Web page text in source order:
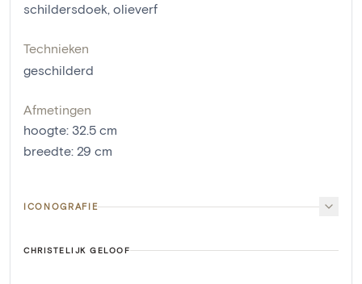
schildersdoek, olieverf
Technieken
geschilderd
Afmetingen
hoogte: 32.5 cm
breedte: 29 cm
ICONOGRAFIE
CHRISTELIJK GELOOF